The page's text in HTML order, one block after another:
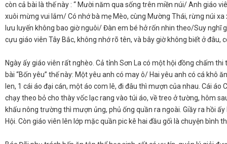
còn cả bài là thế này : “ Mười năm qua sống trên miền núi/ Anh giáo
xuôi mừng vui lắm/ Có nhớ bà mẹ Mèo, cùng Mường Thái, rừng núi
lưu luyến không bao giờ nguôi/ Đàn em bé hở rốn nhin theo/​Suy nghĩ
cựu giáo viên Tây Bắc, không nhớ rõ tên, và bây giờ không biết ở đâu,
Ngày ấy giáo viên rất nghèo. Cả tỉnh Sơn La có một hội đồng chấm
bài “Bốn yêu” thế này: Một yêu anh có may ô/ Hai yêu anh có cá
len, 1 cái áo đại cán, một áo com lê, đi đâu thì mượn của nhau. Cái
chạy theo bỏ cho thày vốc lạc rang vào túi áo, về treo ở tường, hôm
khấu nông trường thì mượn ủng, phủ ống quần ra ngoài. Giầy ra hồi
Hội. Còn giáo viên lên lớp mặc quần pic kê hai đầu gối là chuyện bình